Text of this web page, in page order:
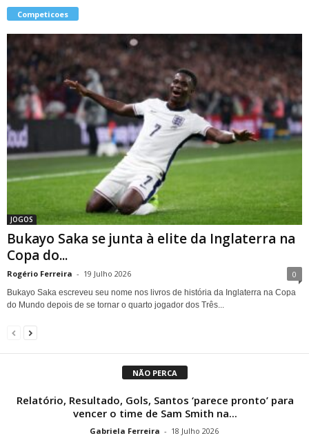
Competicoes
JOGOS
Bukayo Saka se junta à elite da Inglaterra na
Copa do...
Rogério Ferreira - 19 Julho 2026 0
Bukayo Saka escreveu seu nome nos livros de história da Inglaterra na Copa
do Mundo depois de se tornar o quarto jogador dos Três...
NÃO PERCA
Relatório, Resultado, Gols, Santos ‘parece pronto’ para
vencer o time de Sam Smith na...
Gabriela Ferreira - 18 Julho 2026